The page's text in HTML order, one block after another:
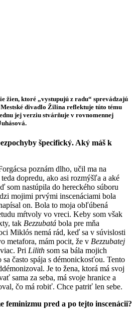
žien, ktoré „vystupujú z radu“ sprevádzajú
divadlo Žilina reflektuje túto tému
jej verziu stvárňuje v rovnomennej
špecifický. Aký máš k
poznám dlho, učil ma na
dopredu, ako asi rozmýšľa a aké
som nastúpila do hereckého súboru
mojimi prvými inscenáciami bola
on. Bola to moja obľúbená
mŕtvoly vo vreci. Keby som však
tak Bezzubatá bola pre mňa
Miklós nemá rád, keď sa v súvislosti
metafora, mám pocit, že v Bezzubatej
Pri Lilith som sa bála mojich
často spája s démonickosťou. Tento
Je to žena, ktorá má svoj
sama za seba, má svoje hranice a
čo má robiť. Chce patriť len sebe.
feminizmu pred a po tejto inscenácii?